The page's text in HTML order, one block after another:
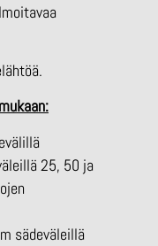
25, 50 ja
sädeväleillä